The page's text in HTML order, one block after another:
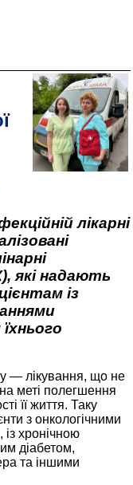
лікарні
які надають
із
— лікування, що не
меті полегшення
її життя. Таку
з онкологічними
із хронічною
діабетом,
та іншими